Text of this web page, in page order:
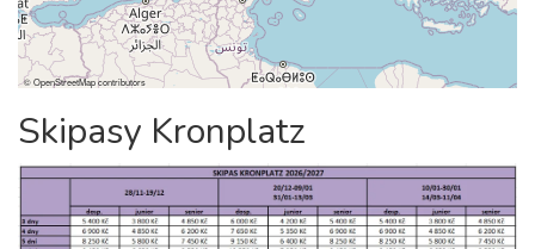
©OpenStreetMapcontributors
Skipasy Kronplatz